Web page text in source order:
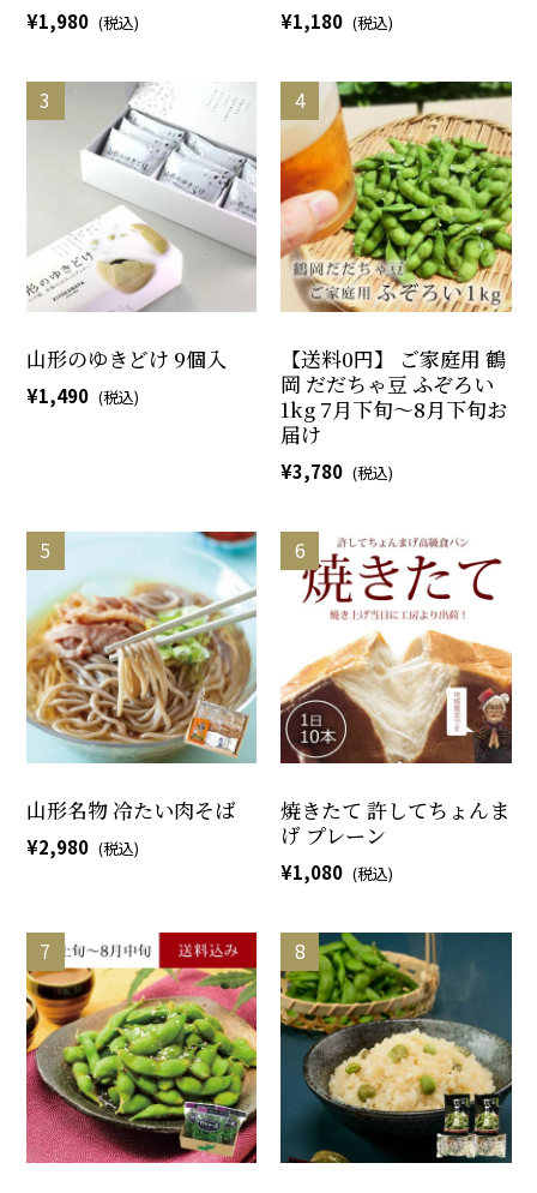
1,980 1,180
山形のゆきどけ 9個入
1,490
【送料0円】 ご家庭用 鶴
岡 だだちゃ豆 ふぞろい
1kg 7月下旬～8月下旬お
届け
3,780
山形名物 冷たい肉そば
2,980
焼きたて 許してちょんま
げ プレーン
1,080